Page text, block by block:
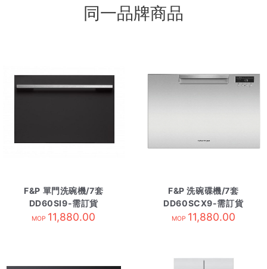
同一品牌商品
F&P 單門洗碗機/7套
DD60SI9-需訂貨
MOP 11,880.00
F&P 洗碗碟機/7套
DD60SCX9-需訂貨
MOP 11,880.00